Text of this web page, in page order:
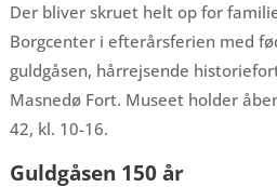
Der bliver skruet helt op for
Borgcenter i efterårsferien med
guldgåsen, hårrejsende
Masnedø Fort. Museet holder
42, kl. 10-16.
Guldgåsen 150 år